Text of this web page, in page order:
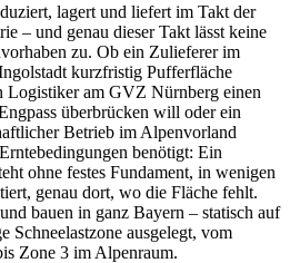
lagert und liefert im Takt der
– und genau dieser Takt lässt keine
zu. Ob ein Zulieferer im
kurzfristig Pufferfläche
Logistiker am GVZ Nürnberg einen
überbrücken will oder ein
Betrieb im Alpenvorland
benötigt: Ein
ohne festes Fundament, in wenigen
genau dort, wo die Fläche fehlt.
bauen in ganz Bayern – statisch auf
Schneelastzone ausgelegt, vom
Zone 3 im Alpenraum.